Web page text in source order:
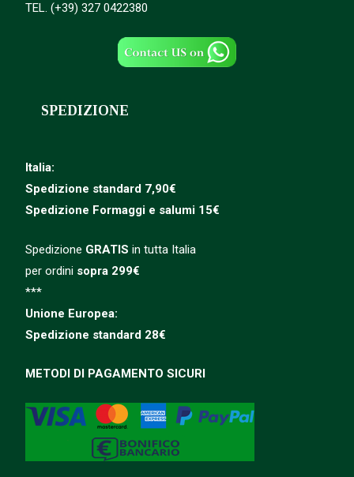
TEL. (+39) 327 0422380
SPEDIZIONE
Italia:
Spedizione standard 7,90€
Spedizione Formaggi e salumi 15€
Spedizione GRATIS in tutta Italia
per ordini sopra 299€
***
Unione Europea:
Spedizione standard 28€
METODI DI PAGAMENTO SICURI